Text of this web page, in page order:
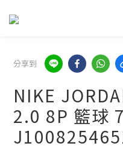
分享到
NIKE
2.0 8P 籃球